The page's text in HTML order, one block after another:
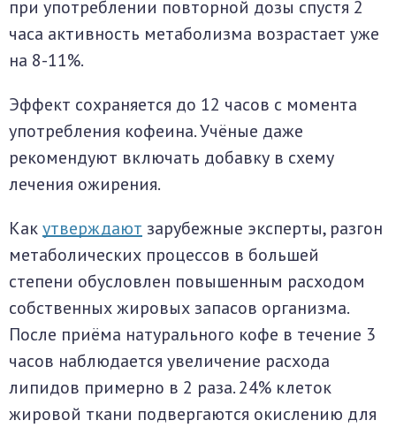
при употреблении повторной дозы спустя 2
часа активность метаболизма возрастает уже
на 8-11%.
Эффект сохраняется до 12 часов с момента
употребления кофеина. Учёные даже
рекомендуют включать добавку в схему
лечения ожирения.
Какутверждают зарубежные эксперты, разгон
метаболических процессов в большей
степени обусловлен повышенным расходом
собственных жировых запасов организма.
После приёма натурального кофе в течение 3
часов наблюдается увеличение расхода
липидов примерно в 2 раза. 24% клеток
жировой ткани подвергаются окислению для